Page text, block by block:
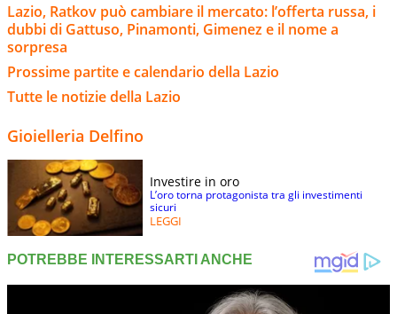
Lazio, Ratkov può cambiare il mercato: l’offerta russa, i
dubbi di Gattuso, Pinamonti, Gimenez e il nome a
sorpresa
Prossime partite e calendario della Lazio
Tutte le notizie della Lazio
Gioielleria Delfino
Investire in oro
L’oro torna protagonista tra gli investimenti
sicuri
LEGGI